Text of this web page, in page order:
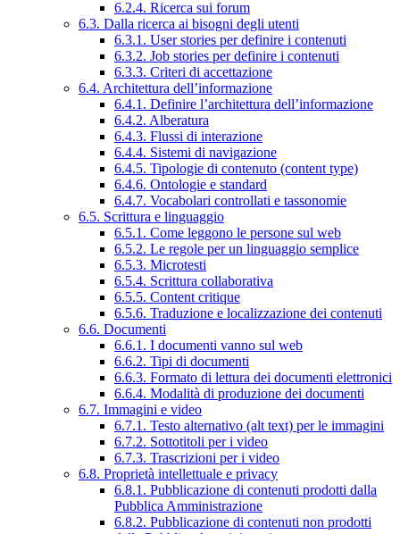
6.2.4. Ricerca sui forum
6.3. Dalla ricerca ai bisogni degli utenti
6.3.1. User stories per definire i contenuti
6.3.2. Job stories per definire i contenuti
6.3.3. Criteri di accettazione
6.4. Architettura dell’informazione
6.4.1. Definire l’architettura dell’informazione
6.4.2. Alberatura
6.4.3. Flussi di interazione
6.4.4. Sistemi di navigazione
6.4.5. Tipologie di contenuto (content type)
6.4.6. Ontologie e standard
6.4.7. Vocabolari controllati e tassonomie
6.5. Scrittura e linguaggio
6.5.1. Come leggono le persone sul web
6.5.2. Le regole per un linguaggio semplice
6.5.3. Microtesti
6.5.4. Scrittura collaborativa
6.5.5. Content critique
6.5.6. Traduzione e localizzazione dei contenuti
6.6. Documenti
6.6.1. I documenti vanno sul web
6.6.2. Tipi di documenti
6.6.3. Formato di lettura dei documenti elettronici
6.6.4. Modalità di produzione dei documenti
6.7. Immagini e video
6.7.1. Testo alternativo (alt text) per le immagini
6.7.2. Sottotitoli per i video
6.7.3. Trascrizioni per i video
6.8. Proprietà intellettuale e privacy
6.8.1. Pubblicazione di contenuti prodotti dalla
Pubblica Amministrazione
6.8.2. Pubblicazione di contenuti non prodotti